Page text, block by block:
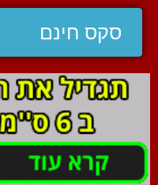
סקס חינם